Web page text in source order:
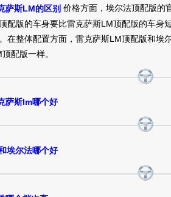
萨斯LM的区别价格方面，埃尔法顶配版的
配版的车身要比雷克萨斯LM顶配版的车身
在整体配置方面，雷克萨斯LM顶配版和埃
配版一样。
萨斯lm哪个好
埃尔法哪个好